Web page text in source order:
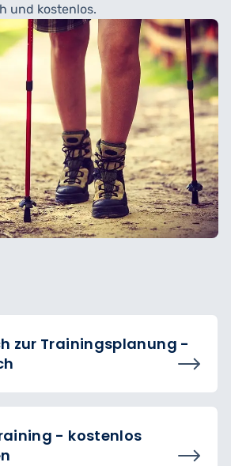
und kostenlos.
zur Trainingsplanung -
- kostenlos